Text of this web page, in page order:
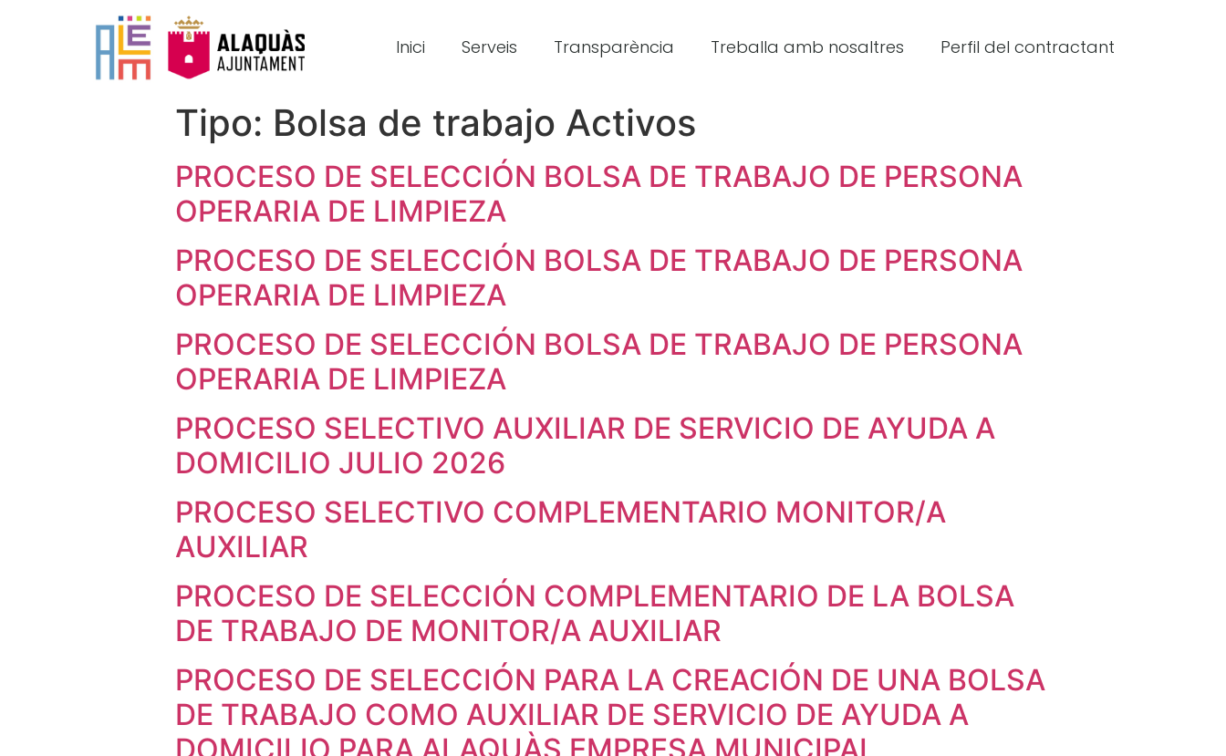
Inici Serveis Transparència Treballa amb nosaltres Perfil del contractant
Tipo: Bolsa de trabajo Activos
PROCESO DE SELECCIÓN BOLSA DE TRABAJO DE PERSONA
OPERARIA DE LIMPIEZA
PROCESO DE SELECCIÓN BOLSA DE TRABAJO DE PERSONA
OPERARIA DE LIMPIEZA
PROCESO DE SELECCIÓN BOLSA DE TRABAJO DE PERSONA
OPERARIA DE LIMPIEZA
PROCESO SELECTIVO AUXILIAR DE SERVICIO DE AYUDA A
DOMICILIO JULIO 2026
PROCESO SELECTIVO COMPLEMENTARIO MONITOR/A
AUXILIAR
PROCESO DE SELECCIÓN COMPLEMENTARIO DE LA BOLSA
DE TRABAJO DE MONITOR/A AUXILIAR
PROCESO DE SELECCIÓN PARA LA CREACIÓN DE UNA BOLSA
DE TRABAJO COMO AUXILIAR DE SERVICIO DE AYUDA A